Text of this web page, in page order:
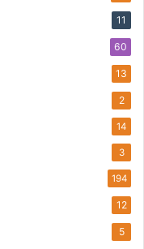
11
60
13
2
14
3
194
12
5